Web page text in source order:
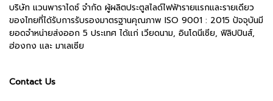
บริษัท แวนพาราไดซ์ จำกัด ผู้ผลิตประตูสไลด์ไฟฟ้ารายแรกและรายเดียว
ของไทยที่ได้รับการรับรองมาตรฐานคุณภาพ ISO 9001 : 2015 ปัจจุบันมี
ยอดจำหน่ายส่งออก 5 ประเทศ ได้แก่ เวียดนาม, อินโดนีเซีย, ฟิลิปปินส์,
ฮ่องกง และ มาเลเซีย
Contact Us